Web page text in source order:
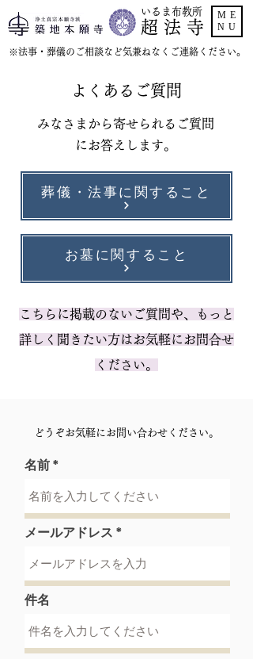
いるま布教所
超 法 寺
​※法事・葬儀のご相談など気兼ねなくご連絡ください。
ME
NU
よくあるご質問
みなさまから寄せられるご質問
にお答えします。
葬儀・法事に関すること
お墓に関すること
こちらに掲載のないご質問や、もっと
詳しく聞きたい方はお気軽にお問合せ
ください。
​どうぞお気軽にお問い合わせください。
名前
メールアドレス
件名